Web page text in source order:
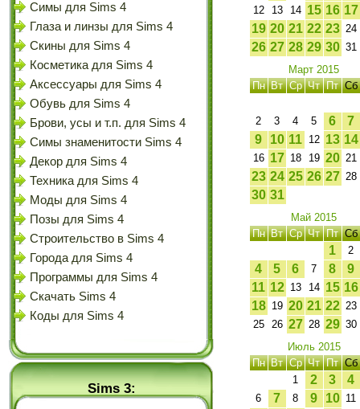
Симы для Sims 4
Глаза и линзы для Sims 4
Скины для Sims 4
Косметика для Sims 4
Аксессуары для Sims 4
Обувь для Sims 4
Брови, усы и т.п. для Sims 4
Симы знаменитости Sims 4
Декор для Sims 4
Техника для Sims 4
Моды для Sims 4
Позы для Sims 4
Строительство в Sims 4
Города для Sims 4
Программы для Sims 4
Скачать Sims 4
Коды для Sims 4
Sims 3:
12 13 14 15 16 17
19 20 21 22 23 24
26 27 28 29 30 31
Март 2015
Пн Вт Ср Чт Пт Сб
2 3 4 5 6
7
9
10 11 12 13 14
16 17 18 19 20 21
23 24 25 26 27 28
30 31
Май 2015
Пн Вт Ср Чт Пт Сб
1 2
4 5 6 7 8
9
11 12 13 14 15 16
18 19 20 21 22 23
25
26 27 28 29 30
Июль 2015
Пн Вт Ср Чт Пт Сб
1
2 3 4
6 7 8 9 10 11